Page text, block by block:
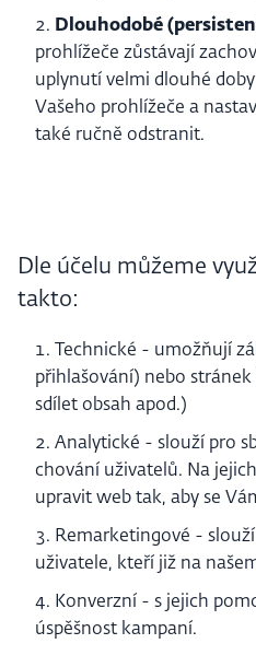
Dlouhodobé
prohlížeče zůstávají
uplynutí velmi dlouhé
Vašeho prohlížeče a
také ručně odstranit.
Dle účelu můžeme
takto:
Technické - umožňují
přihlašování) nebo
sdílet obsah apod.)
Analytické - slouží pro
chování uživatelů. Na
upravit web tak, aby se
Remarketingové -
uživatele, kteří již na
Konverzní - s jejich
úspěšnost kampaní.